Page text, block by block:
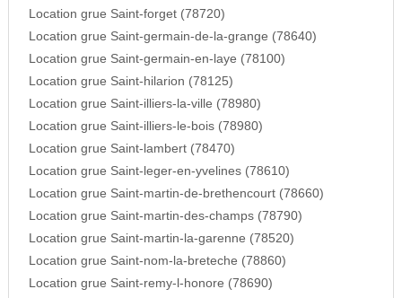
Location grue Saint-forget (78720)
Location grue Saint-germain-de-la-grange (78640)
Location grue Saint-germain-en-laye (78100)
Location grue Saint-hilarion (78125)
Location grue Saint-illiers-la-ville (78980)
Location grue Saint-illiers-le-bois (78980)
Location grue Saint-lambert (78470)
Location grue Saint-leger-en-yvelines (78610)
Location grue Saint-martin-de-brethencourt (78660)
Location grue Saint-martin-des-champs (78790)
Location grue Saint-martin-la-garenne (78520)
Location grue Saint-nom-la-breteche (78860)
Location grue Saint-remy-l-honore (78690)